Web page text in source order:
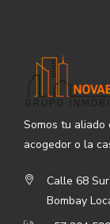
Somos tu
acogedor o la
Calle 68
Bombay